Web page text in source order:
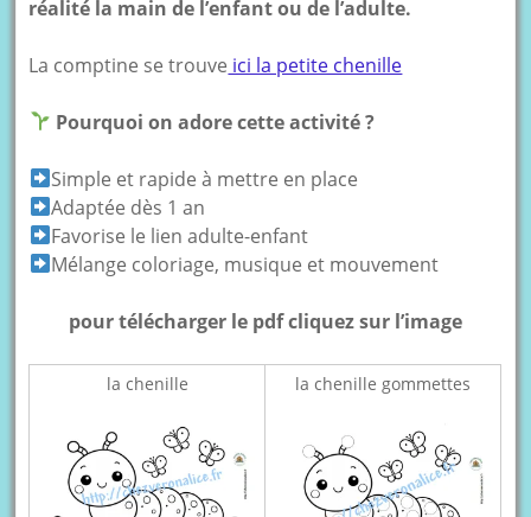
réalité la main de l’enfant ou de l’adulte.
La comptine se trouve ici la petite chenille
Pourquoi on adore cette activité ?
Simple et rapide à mettre en place
Adaptée dès 1 an
Favorise le lien adulte-enfant
Mélange coloriage, musique et mouvement
pour télécharger le pdf cliquez sur l’image
la chenille la chenille gommettes